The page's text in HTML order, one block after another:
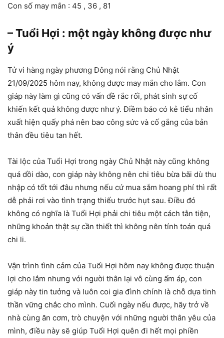
Con số may mắn : 45 , 36 , 81
– Tuổi Hợi : một ngày không được như
ý
Tử vi hàng ngày phương Đông nói rằng Chủ Nhật
21/09/2025 hôm nay, không được may mắn cho lắm. Con
giáp này làm gì cũng có vấn đề rắc rối, phát sinh sự cố
khiến kết quả không được như ý. Điềm báo có kẻ tiểu nhân
xuất hiện quấy phá nên bao công sức và cố gắng của bản
thân đều tiêu tan hết.
Tài lộc của Tuổi Hợi trong ngày Chủ Nhật này cũng không
quá dồi dào, con giáp này không nên chi tiêu bừa bãi dù thu
nhập có tốt tới đâu nhưng nếu cứ mua sắm hoang phí thì rất
dễ phải rơi vào tình trạng thiếu trước hụt sau. Điều đó
không có nghĩa là Tuổi Hợi phải chi tiêu một cách tằn tiện,
những khoản thật sự cần thiết thì không nên tính toán quá
chi li.
Vận trình tình cảm của Tuổi Hợi hôm nay không được thuận
lợi cho lắm nhưng với người thân lại vô cùng ấm áp, con
giáp này tin tưởng và luôn coi gia đình chính là chỗ dựa tinh
thần vững chắc cho mình. Cuối ngày nếu được, hãy trở về
nhà cùng ăn cơm, trò chuyện với những người thân yêu của
mình, điều này sẽ giúp Tuổi Hợi quên đi hết mọi phiền